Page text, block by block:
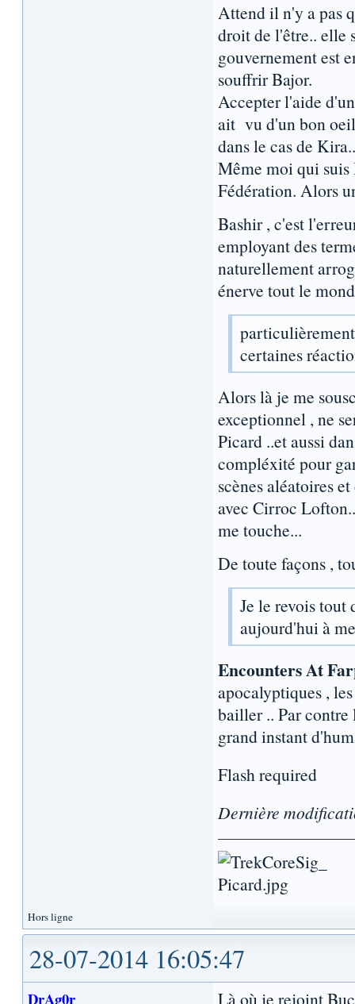
Attend il n'y a pas
droit de l'être.. elle
gouvernement est
souffrir Bajor.
Accepter l'aide
ait vu d'un bon
dans le cas de Kira..
Même moi qui suis
Fédération. Alors
Bashir , c'est
employant des
naturellement
énerve tout le
certaines
Alors là je me
exceptionnel , ne
Picard ..et aussi
compléxité pour
scènes aléatoires
avec Cirroc
me touche...
De toute façons ,
Je le revois tout
aujourd'hui à
Encounters At
apocalyptiques ,
bailler .. Par contre
grand instant
Flash required
Dernière
Hors ligne
28-07-2014 16:05:47
DrAg0r Là où je rejoint